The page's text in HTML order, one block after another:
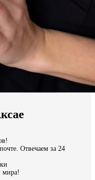
Отвечаем за 24
мира!